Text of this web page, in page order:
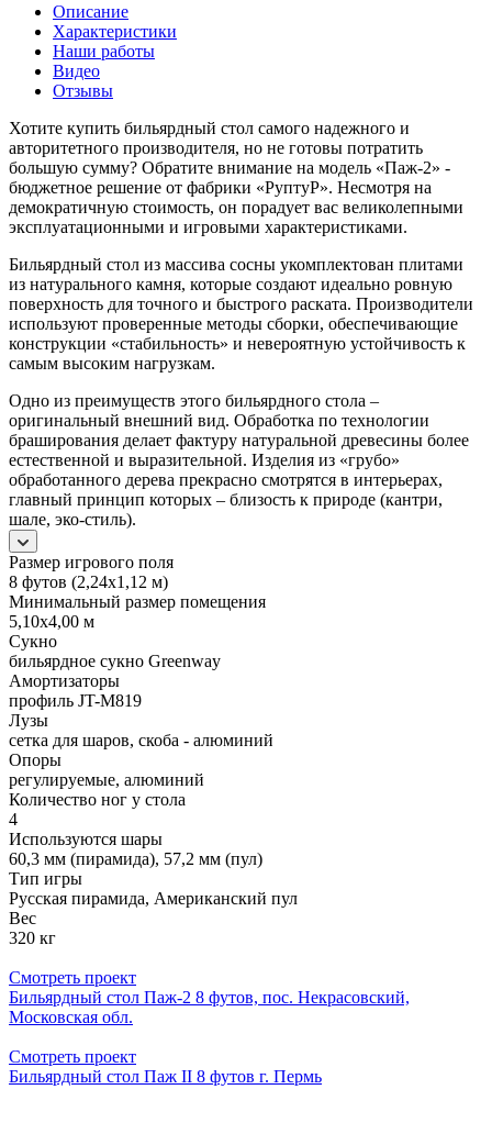
Описание
Характеристики
Наши работы
Видео
Отзывы
Хотите купить бильярдный стол самого надежного и
авторитетного производителя, но не готовы потратить
большую сумму? Обратите внимание на модель «Паж-2» -
бюджетное решение от фабрики «РуптуР». Несмотря на
демократичную стоимость, он порадует вас великолепными
эксплуатационными и игровыми характеристиками.
Бильярдный стол из массива сосны укомплектован плитами
из натурального камня, которые создают идеально ровную
поверхность для точного и быстрого раската. Производители
используют проверенные методы сборки, обеспечивающие
конструкции «стабильность» и невероятную устойчивость к
самым высоким нагрузкам.
Одно из преимуществ этого бильярдного стола –
оригинальный внешний вид. Обработка по технологии
браширования делает фактуру натуральной древесины более
естественной и выразительной. Изделия из «грубо»
обработанного дерева прекрасно смотрятся в интерьерах,
главный принцип которых – близость к природе (кантри,
шале, эко-стиль).
Размер игрового поля
8 футов (2,24х1,12 м)
Минимальный размер помещения
5,10х4,00 м
Сукно
бильярдное сукно Greenway
Амортизаторы
профиль JT-M819
Лузы
сетка для шаров, скоба - алюминий
Опоры
регулируемые, алюминий
Количество ног у стола
4
Используются шары
60,3 мм (пирамида), 57,2 мм (пул)
Тип игры
Русская пирамида, Американский пул
Вес
320 кг
Смотреть проект
Бильярдный стол Паж-2 8 футов, пос. Некрасовский,
Московская обл.
Смотреть проект
Бильярдный стол Паж II 8 футов г. Пермь